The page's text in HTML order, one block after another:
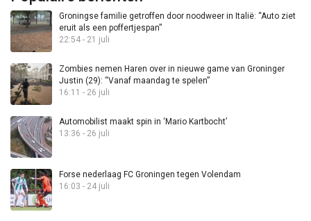
Groningse familie getroffen door noodweer in Italië: “Auto ziet
eruit als een poffertjespan”
22:54 - 21 juli
Zombies nemen Haren over in nieuwe game van Groninger
Justin (29): “Vanaf maandag te spelen”
16:11 - 26 juli
Automobilist maakt spin in ‘Mario Kartbocht’
13:36 - 26 juli
Forse nederlaag FC Groningen tegen Volendam
16:03 - 24 juli